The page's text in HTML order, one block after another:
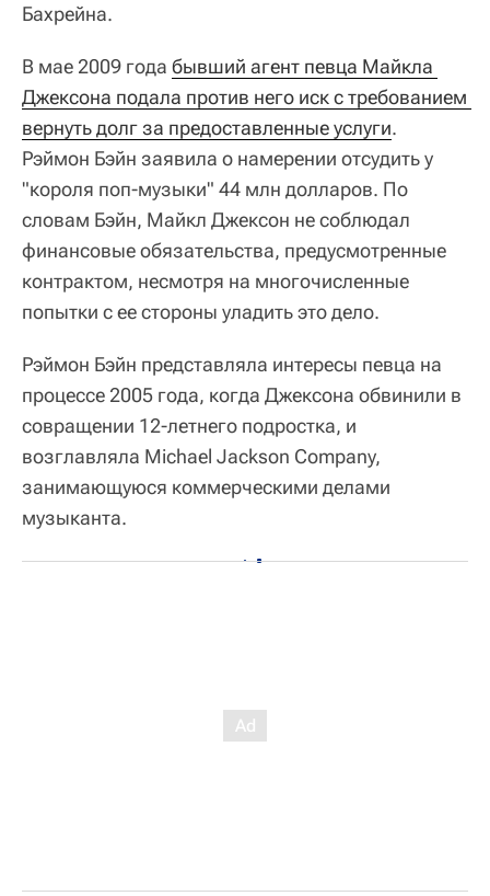
Бахрейна.
В мае 2009 года бывший агент певца Майкла
Джексона подала против него иск с требованием
вернуть долг за предоставленные услуги.
Рэймон Бэйн заявила о намерении отсудить у
"короля поп-музыки" 44 млн долларов. По
словам Бэйн, Майкл Джексон не соблюдал
финансовые обязательства, предусмотренные
контрактом, несмотря на многочисленные
попытки с ее стороны уладить это дело.
Рэймон Бэйн представляла интересы певца на
процессе 2005 года, когда Джексона обвинили в
совращении 12-летнего подростка, и
возглавляла Michael Jackson Company,
занимающуюся коммерческими делами
музыканта.